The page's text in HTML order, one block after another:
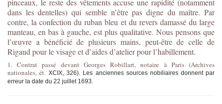
pinceaux, le reste des vêtements accuse une rapidité (notamment
dans les dentelles) qui semble n’être pas digne du maître. Par
contre, la confection du ruban bleu et du revers damassé du large
manteau, en bas à gauche, est plus qualitative. Nous pensons que
l’œuvre a bénéficié de plusieurs mains, peut-être de celle de
Rigaud pour le visage et d’aides d’atelier pour l’habillement.
1. Contrat passé devant Georges Robillart, notaire à Paris (Archives
nationales, ét.XCIX, 326). Les anciennes sources nobiliaires donnent par
erreur la date du 22 juillet 1693.